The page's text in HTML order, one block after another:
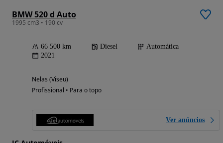
BMW 520 d Auto
1995 cm3 • 190 cv
66 500 km Diesel
Automática
2021
Nelas (Viseu)
Profissional • Para o topo
Ver anúncios